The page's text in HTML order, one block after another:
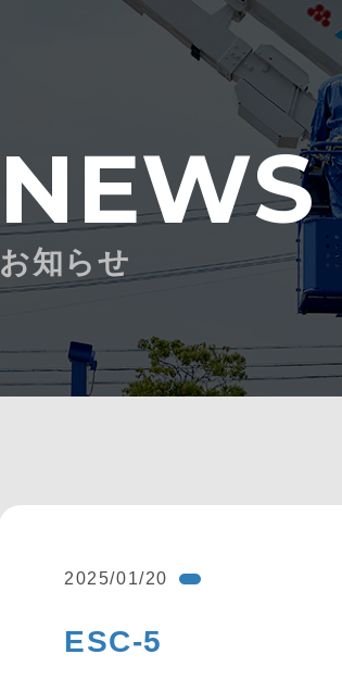
NEWS
お知らせ
2025/01/20
ESC-5